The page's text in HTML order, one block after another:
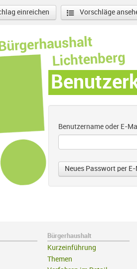
einreichen
Vorschläge
Benutzername oder E-
Bürgerhaushalt
Kurzeinführung
Themen